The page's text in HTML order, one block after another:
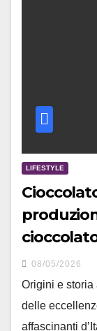
LIFESTYLE
08/05/2026
Origini e storia
delle
affascinanti